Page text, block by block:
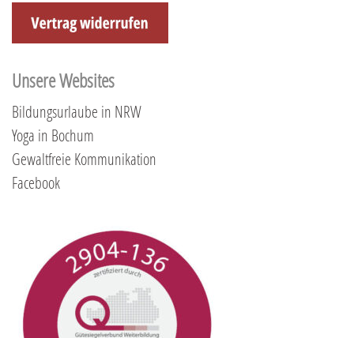
Unsere Websites
Bildungsurlaube in NRW
Yoga in Bochum
Gewaltfreie Kommunikation
Facebook